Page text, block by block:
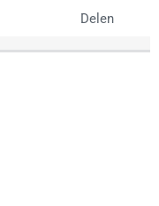
Delen